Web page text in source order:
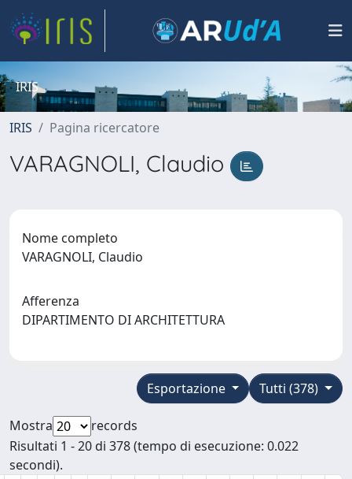
IRIS
IRIS Pagina ricercatore
VARAGNOLI, Claudio
Nome completo
VARAGNOLI, Claudio
Afferenza
DIPARTIMENTO DI ARCHITETTURA
Tutti (378)
Esportazione
Mostra
records
Risultati 1 - 20 di 378 (tempo di esecuzione: 0.022
secondi).